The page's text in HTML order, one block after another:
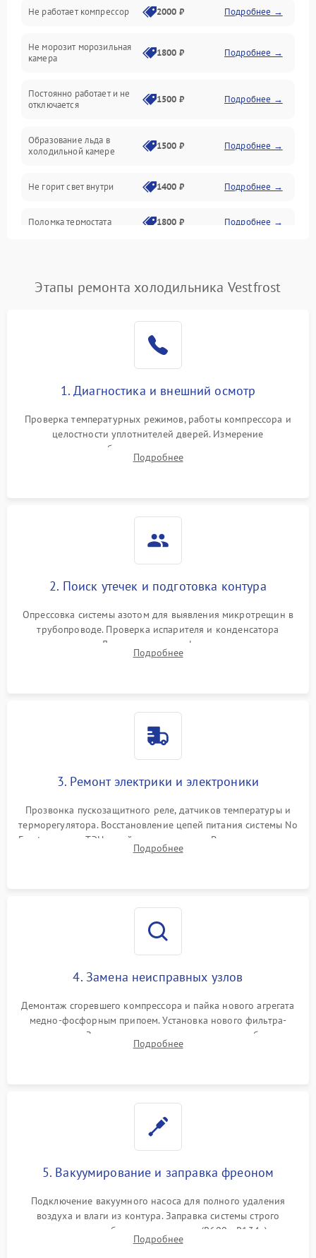
Электропитание
Дренаж
Не работает компрессор 2000 ₽ Подробнее →
Не морозит морозильная
камера
1800 ₽ Подробнее →
Постоянно работает и не
отключается
1500 ₽ Подробнее →
Образование льда в
холодильной камере
1500 ₽ Подробнее →
Не горит свет внутри 1400 ₽ Подробнее →
Поломка термостата 1800 ₽ Подробнее →
Поломка системы No Frost 2600 ₽ Подробнее →
работе
2000 ₽ Подробнее →
1000 ₽
1800 ₽
Этапы ремонта холодильника Vestfrost
1. Диагностика и внешний осмотр
Проверка температурных режимов, работы компрессора и
целостности уплотнителей дверей. Измерение
сопротивления обмоток мотора, проверка термостата и
считывание кодов ошибок с электронного дисплея.
Подробнее
2. Поиск утечек и подготовка контура
Опрессовка системы азотом для выявления микротрещин в
трубопроводе. Проверка испарителя и конденсатора
течеискателем. Демонтаж старого фильтра-осушителя и
продувка капиллярной трубки для устранения засоров.
Подробнее
3. Ремонт электрики и электроники
Прозвонка пускозащитного реле, датчиков температуры и
терморегулятора. Восстановление цепей питания системы No
Frost, включая ТЭН оттайки и вентилятор. Ремонт или замена
платы управления при сбоях алгоритмов.
Подробнее
4. Замена неисправных узлов
Демонтаж сгоревшего компрессора и пайка нового агрегата
медно-фосфорным припоем. Установка нового фильтра-
осушителя. Замена изношенных вентиляторов обдува,
сломанных заслонок или поврежденных дверных петель.
Подробнее
5. Вакуумирование и заправка фреоном
Подключение вакуумного насоса для полного удаления
воздуха и влаги из контура. Заправка системы строго
дозированным объемом хладагента (R600a, R134a) по
электронным весам. Контроль рабочего давления в системе.
Подробнее